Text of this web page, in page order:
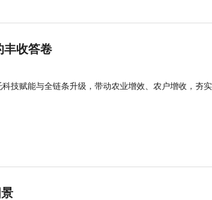
丰收答卷
技赋能与全链条升级，带动农业增效、农户增收，夯